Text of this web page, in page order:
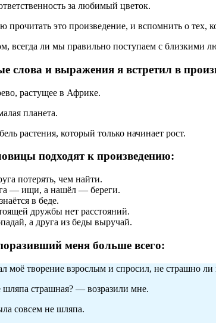
за любимый цветок.
прочитать это произведение, и вспомнить о тех,
всегда ли мы правильно поступаем с близкими
слова и выражения я встретил в
растущее в Африке.
планета.
растения, который только начинает рост.
подходят к произведению:
потерять, чем найти.
— ищи, а нашёл — береги.
в беде.
дружбы нет расстояний.
а друга из беды выручай.
меня больше всего:
моё творение взрослым и спросил, не страшно ли
страшная? — возразили мне.
совсем не шляпа.